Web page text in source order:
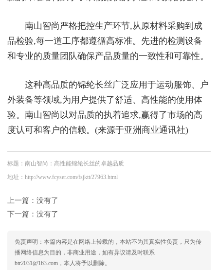
南山智尚严格把控生产环节,从原材料采购到成
品检验,每一道工序都遵循高标准。先进的检测设备
和专业的质量团队确保产品质量的一致性和可靠性。
这种高品质的锦纶长丝广泛应用于运动服饰、户
外装备等领域,为用户提供了舒适、高性能的使用体
验。南山智尚以对品质的执着追求,赢得了市场的高
度认可和客户的信赖。(来源于亚洲商业通讯社)
标题：南山智尚：高性能锦纶长丝的卓越品质
地址：http://www.fcyser.com/fsjktt/27963.html
上一篇：没有了
下一篇：没有了
免责声明：本篇内容是在网络上转载的，本站不为其真实性负责，只为传
播网络信息为目的，非商业用途，如有异议请及时联系
btr2031@163.com，本人将予以删除。